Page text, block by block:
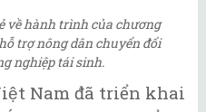
về hành trình của chương
trợ nông dân chuyển đổi
nghiệp tái sinh.
Nam đã triển khai